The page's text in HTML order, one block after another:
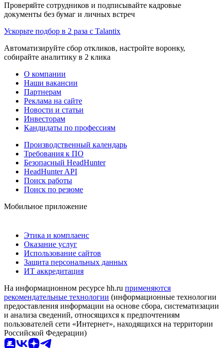
Проверяйте сотрудников и подписывайте кадровые
документы без бумаг и личных встреч
Ускорьте подбор в 2 раза с Talantix
Автоматизируйте сбор откликов, настройте воронку,
собирайте аналитику в 2 клика
О компании
Наши вакансии
Партнерам
Реклама на сайте
Новости и статьи
Инвесторам
Кандидаты по профессиям
Производственный календарь
Требования к ПО
Безопасный HeadHunter
HeadHunter API
Поиск работы
Поиск по резюме
Мобильное приложение
Этика и комплаенс
Оказание услуг
Использование сайтов
Защита персональных данных
ИТ аккредитация
На информационном ресурсе hh.ru применяются
рекомендательные технологии (информационные технологии
предоставления информации на основе сбора, систематизации
и анализа сведений, относящихся к предпочтениям
пользователей сети «Интернет», находящихся на территории
Российской Федерации)